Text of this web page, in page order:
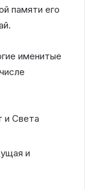
памяти его
именитые
и Света
и